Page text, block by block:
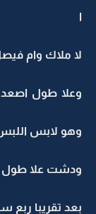
ا
لا ملاك وام
وعلا طول
وهو لابس
ودشت علا طول
بعد تقريبا ربع